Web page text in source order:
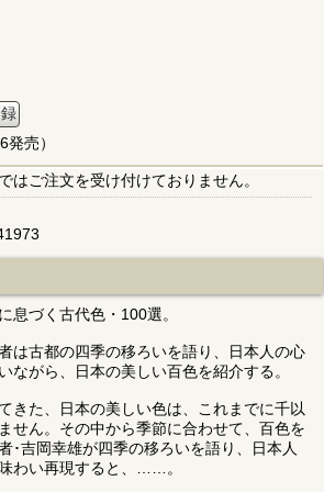
発売）
はご注文を受け付けておりません。
息づく古代色・100選。
は古都の四季の移ろいを語り、日本人の心
ながら、日本の美しい百色を紹介する。
きた、日本の美しい色は、これまでに千以
せん。その中から季節に合わせて、百色を
･吉岡幸雄が四季の移ろいを語り、日本人
わい再現すると、……。